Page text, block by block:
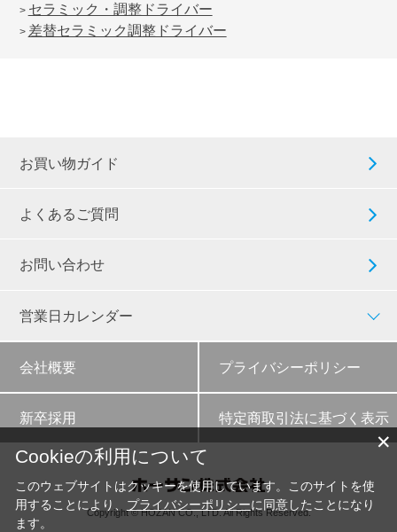
> セラミック・調整ドライバー
> 差替セラミック調整ドライバー
お買い物ガイド
よくあるご質問
お問い合わせ
営業日カレンダー
会社概要 プライバシーポリシー
新卒採用 特定商取引法に基づく表示
Copyright © HOZAN CO., LTD. All Rights Reserved.
✕
Cookieの利用について
このウェブサイトはクッキーを使用しています。このサイトを使
用することにより、 プライバシーポリシーに同意したことになり
ます。